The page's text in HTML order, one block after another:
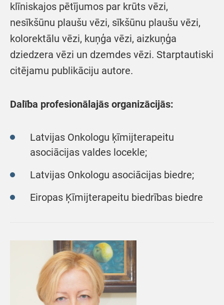
klīniskajos pētījumos par krūts vēzi,
nesīkšūnu plaušu vēzi, sīkšūnu plaušu vēzi,
kolorektālu vēzi, kuņģa vēzi, aizkuņģa
dziedzera vēzi un dzemdes vēzi. Starptautiski
citējamu publikāciju autore.
Dalība profesionālajās organizācijās:
Latvijas Onkologu ķīmijterapeitu
asociācijas valdes locekle;
Latvijas Onkologu asociācijas biedre;
Eiropas Ķīmijterapeitu biedrības biedre